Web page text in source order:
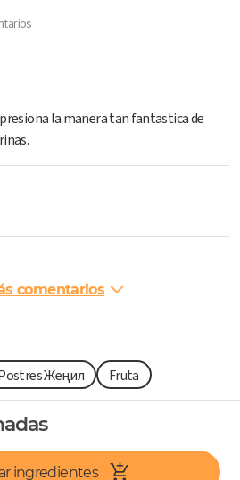
la manera tan fantastica de
comentarios
Жеңил Fruta
ingredientes